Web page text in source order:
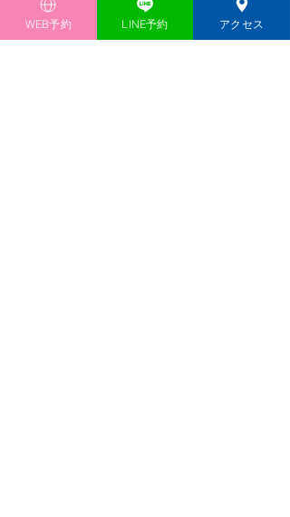
東京都世田谷区太子堂 2-15-2
東急田園都市線 三軒茶屋駅 北出口B前 徒
WEB予約 LINE予約 アクセス